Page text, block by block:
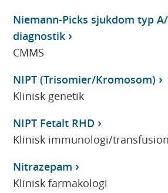
Niemann-Picks sjukdom typ
diagnostik
CMMS
NIPT (Trisomier/Kromosom)
Klinisk genetik
NIPT Fetalt RHD
Klinisk immunologi/
Nitrazepam
Klinisk farmakologi